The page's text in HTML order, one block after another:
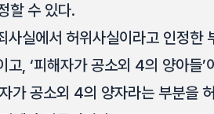
할 수 있다.
사실에서 허위사실이라고 인정한
고, ‘피해자가 공소외 4의 양아들
가 공소외 4의 양자라는 부분을